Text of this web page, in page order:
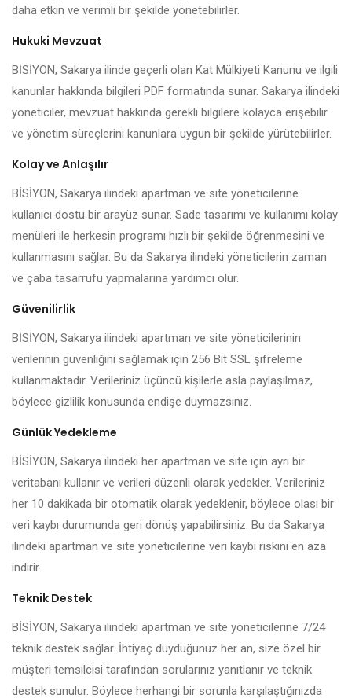
daha etkin ve verimli bir şekilde yönetebilirler.
Hukuki Mevzuat
BİSİYON, Sakarya ilinde geçerli olan Kat Mülkiyeti Kanunu ve ilgili
kanunlar hakkında bilgileri PDF formatında sunar. Sakarya ilindeki
yöneticiler, mevzuat hakkında gerekli bilgilere kolayca erişebilir
ve yönetim süreçlerini kanunlara uygun bir şekilde yürütebilirler.
Kolay ve Anlaşılır
BİSİYON, Sakarya ilindeki apartman ve site yöneticilerine
kullanıcı dostu bir arayüz sunar. Sade tasarımı ve kullanımı kolay
menüleri ile herkesin programı hızlı bir şekilde öğrenmesini ve
kullanmasını sağlar. Bu da Sakarya ilindeki yöneticilerin zaman
ve çaba tasarrufu yapmalarına yardımcı olur.
Güvenilirlik
BİSİYON, Sakarya ilindeki apartman ve site yöneticilerinin
verilerinin güvenliğini sağlamak için 256 Bit SSL şifreleme
kullanmaktadır. Verileriniz üçüncü kişilerle asla paylaşılmaz,
böylece gizlilik konusunda endişe duymazsınız.
Günlük Yedekleme
BİSİYON, Sakarya ilindeki her apartman ve site için ayrı bir
veritabanı kullanır ve verileri düzenli olarak yedekler. Verileriniz
her 10 dakikada bir otomatik olarak yedeklenir, böylece olası bir
veri kaybı durumunda geri dönüş yapabilirsiniz. Bu da Sakarya
ilindeki apartman ve site yöneticilerine veri kaybı riskini en aza
indirir.
Teknik Destek
BİSİYON, Sakarya ilindeki apartman ve site yöneticilerine 7/24
teknik destek sağlar. İhtiyaç duyduğunuz her an, size özel bir
müşteri temsilcisi tarafından sorularınız yanıtlanır ve teknik
destek sunulur. Böylece herhangi bir sorunla karşılaştığınızda